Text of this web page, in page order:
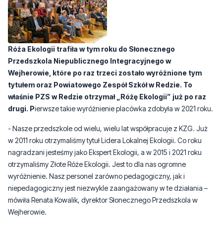
Róża Ekologii trafiła w tym roku do Słonecznego
Przedszkola Niepublicznego Integracyjnego w
Wejherowie, które po raz trzeci zostało wyróżnione tym
tytułem oraz Powiatowego Zespół Szkół w Redzie. To
właśnie PZS w Redzie otrzymał „Różę Ekologii” już po raz
drugi. Pierwsze takie wyróżnienie placówka zdobyła w 2021 roku.
- Nasze przedszkole od wielu, wielu lat współpracuje z KZG. Już
w 2011 roku otrzymaliśmy tytuł Lidera Lokalnej Ekologii. Co roku
nagradzani jesteśmy jako Ekspert Ekologii, a w 2015 i 2021 roku
otrzymaliśmy Złote Róże Ekologii. Jest to dla nas ogromne
wyróżnienie. Nasz personel zarówno pedagogiczny, jak i
niepedagogiczny jest niezwykle zaangażowany w te działania –
mówiła Renata Kowalik, dyrektor Słonecznego Przedszkola w
Wejherowie.